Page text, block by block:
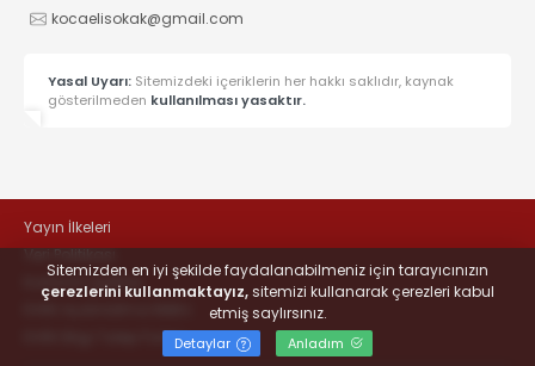
kocaelisokak@gmail.com
Yasal Uyarı: Sitemizdeki içeriklerin her hakkı saklıdır, kaynak
gösterilmeden kullanılması yasaktır.
Yayın İlkeleri
Veri Politikası
Kullanım Şartları
KVKK Bilgi Talep Formu
Sitemizden en iyi şekilde faydalanabilmeniz için tarayıcınızın
çerezlerini kullanmaktayız,sitemizi kullanarak çerezleri kabul
etmiş saylırsınız.
Detaylar Anladım